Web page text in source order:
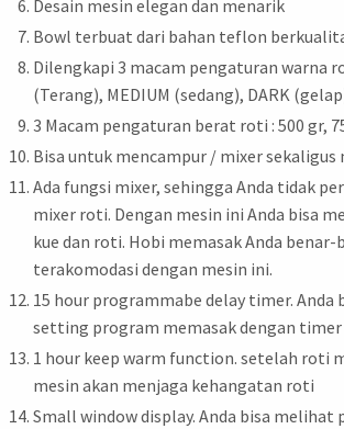
Desain mesin elegan dan menarik
Bowl terbuat dari bahan teflon
Dilengkapi 3 macam pengaturan warna
(Terang), MEDIUM (sedang), DARK
3 Macam pengaturan berat roti : 500 gr,
Bisa untuk mencampur / mixer sekaligus
Ada fungsi mixer, sehingga Anda tidak
mixer roti. Dengan mesin ini Anda bisa
kue dan roti. Hobi memasak Anda benar-
terakomodasi dengan mesin ini.
15 hour programmabe delay timer. Anda
setting program memasak dengan timer
1 hour keep warm function. setelah roti
mesin akan menjaga kehangatan roti
Small window display. Anda bisa melihat